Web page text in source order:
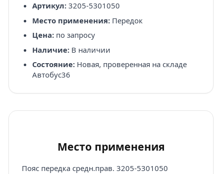
Артикул:3205-5301050
Место применения:Передок
Цена:по запросу
Наличие:В наличии
Состояние:Новая, проверенная на складе
Автобус36
Место применения
Пояс передка средн.прав. 3205-5301050